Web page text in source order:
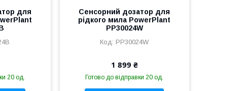
для
20 од.
Сенсорний дозатор для
рідкого мила PowerPlant
PP30024W
PP30024W
1 899 ₴
Готово до відправки 20 од.